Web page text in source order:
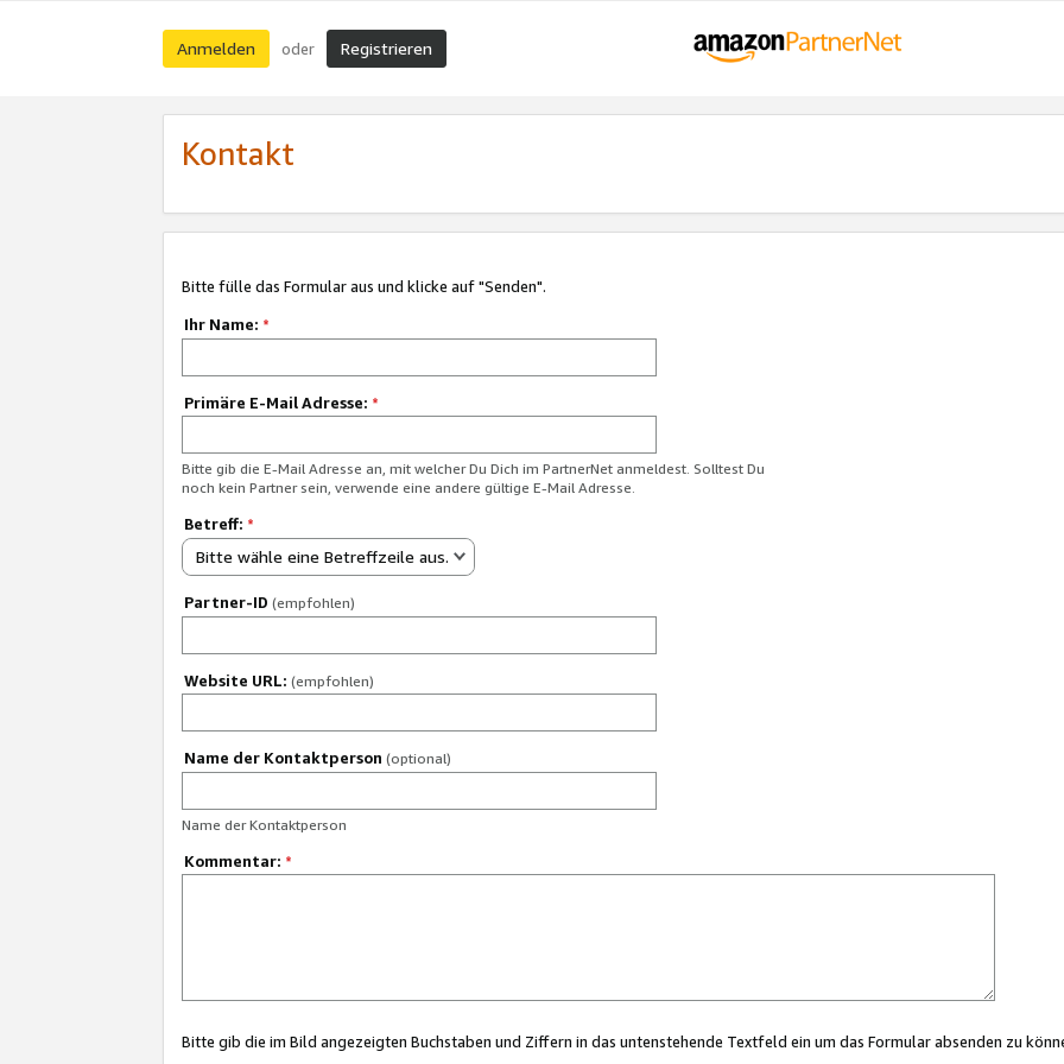
Anmelden oder Registrieren
Kontakt
Bitte fülle das Formular aus und klicke auf "Senden".
Ihr Name: *
Primäre E-Mail Adresse: *
Bitte gib die E-Mail Adresse an, mit welcher Du Dich im PartnerNet anmeldest. Solltest Du
noch kein Partner sein, verwende eine andere gültige E-Mail Adresse.
Betreff: *
Bitte wähle eine Betreffzeile aus.
Partner-ID (empfohlen)
Website URL: (empfohlen)
Name der Kontaktperson (optional)
Name der Kontaktperson
Kommentar: *
Bitte gib die im Bild angezeigten Buchstaben und Ziffern in das untenstehende Textfeld ein um das Formular absenden zu